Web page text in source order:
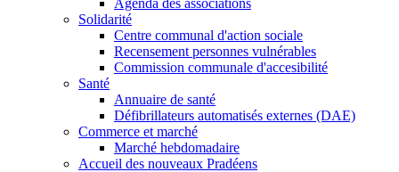
Agenda des associations
Solidarité
Centre communal d'action sociale
Recensement personnes vulnérables
Commission communale d'accesibilité
Santé
Annuaire de santé
Défibrillateurs automatisés externes (DAE)
Commerce et marché
Marché hebdomadaire
Accueil des nouveaux Pradéens